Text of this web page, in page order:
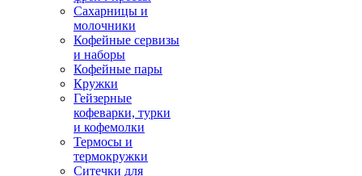
Сахарницы и
молочники
Кофейные сервизы
и наборы
Кофейные пары
Кружки
Гейзерные
кофеварки, турки
и кофемолки
Термосы и
термокружки
Ситечки для